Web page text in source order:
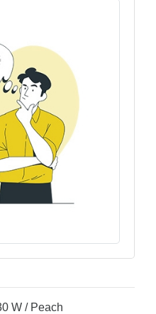
W / Peach